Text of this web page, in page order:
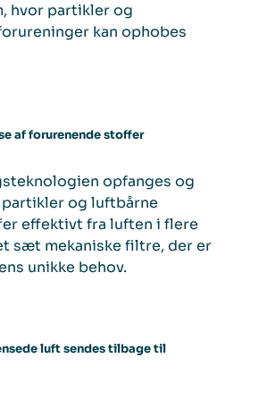
hvor partikler og
kan ophobes
af forurenende stoffer
opfanges og
og luftbårne
effektivt fra luften i flere
sæt mekaniske filtre, der er
unikke behov.
luft sendes tilbage til